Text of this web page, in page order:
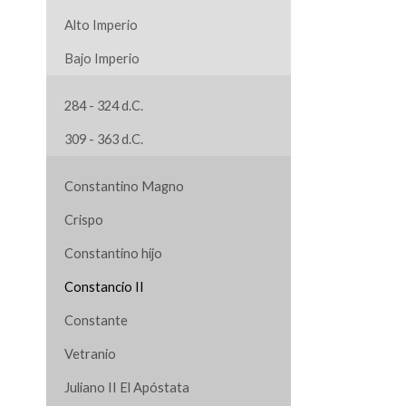
Alto Imperio
Bajo Imperio
284 - 324 d.C.
309 - 363 d.C.
Constantino Magno
Crispo
Constantino hijo
Constancio II
Constante
Vetranio
Juliano II El Apóstata